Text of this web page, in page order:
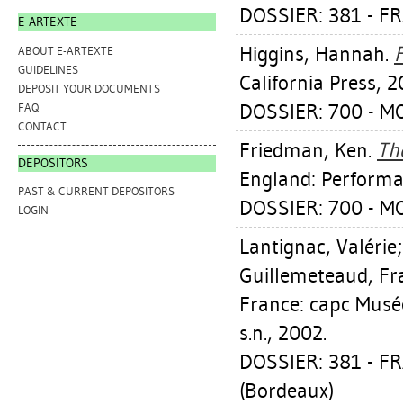
E-ARTEXTE
ABOUT E-ARTEXTE
GUIDELINES
DEPOSIT YOUR DOCUMENTS
FAQ
CONTACT
DEPOSITORS
PAST & CURRENT DEPOSITORS
LOGIN
DOSSIER: 381 -
Higgins, Hannah.
California Press,
DOSSIER: 700 -
Friedman, Ken.
England:
DOSSIER: 700 -
Lantignac, Valérie
Guillemeteaud,
France: capc
s.n., 2002.
DOSSIER: 381 -
(Bordeaux)